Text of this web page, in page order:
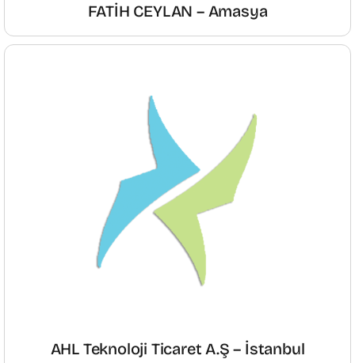
FATİH CEYLAN – Amasya
AHL Teknoloji Ticaret A.Ş – İstanbul